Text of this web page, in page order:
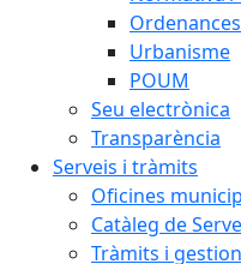
Urbanisme
POUM
Seu electrònica
Transparència
Serveis i tràmits
Oficines
Catàleg de
Tràmits i